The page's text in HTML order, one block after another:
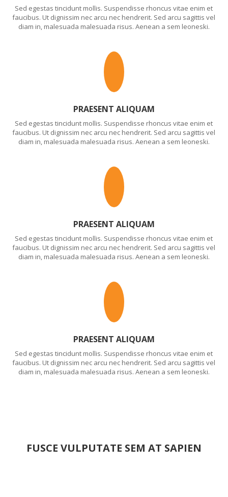
Sed egestas tincidunt mollis. Suspendisse rhoncus vitae enim et
faucibus. Ut dignissim nec arcu nec hendrerit. Sed arcu sagittis vel
diam in, malesuada malesuada risus. Aenean a sem leoneski.
PRAESENT ALIQUAM
Sed egestas tincidunt mollis. Suspendisse rhoncus vitae enim et
faucibus. Ut dignissim nec arcu nec hendrerit. Sed arcu sagittis vel
diam in, malesuada malesuada risus. Aenean a sem leoneski.
PRAESENT ALIQUAM
Sed egestas tincidunt mollis. Suspendisse rhoncus vitae enim et
faucibus. Ut dignissim nec arcu nec hendrerit. Sed arcu sagittis vel
diam in, malesuada malesuada risus. Aenean a sem leoneski.
PRAESENT ALIQUAM
Sed egestas tincidunt mollis. Suspendisse rhoncus vitae enim et
faucibus. Ut dignissim nec arcu nec hendrerit. Sed arcu sagittis vel
diam in, malesuada malesuada risus. Aenean a sem leoneski.
FUSCE VULPUTATE SEM AT SAPIEN